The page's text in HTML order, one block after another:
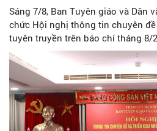
Sáng 7/8, Ban Tuyên giáo và Dân
chức Hội nghị thông tin chuyên
tuyên truyền trên báo chí tháng 8/
Tuyên giáo và Dân vận Thành ủy
nghị.